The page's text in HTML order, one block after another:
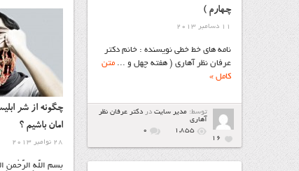
چهارم )
11 دسامبر 2013
نامه هاي خط خطی نویسنده : خانم دکتر
عرفان نظر آهاری ( هفته چهل و ... متن
کامل »
توسط: مدیر سایت در دكتر عرفان نظر
آهاري
1,855
۰
16
چگونه از شر
امان باشیم ؟
28 نوامبر 2013
بسم اللَّهِ الرَّحْمنِ